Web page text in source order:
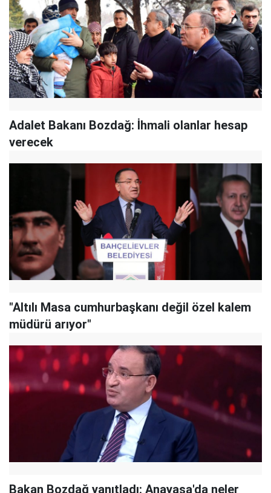
Adalet Bakanı Bozdağ: İhmali olanlar hesap
verecek
"Altılı Masa cumhurbaşkanı değil özel kalem
müdürü arıyor"
Bakan Bozdağ yanıtladı: Anayasa'da neler